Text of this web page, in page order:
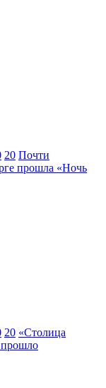
20 Почти
прошла «Ночь
20 «Столица
прошло